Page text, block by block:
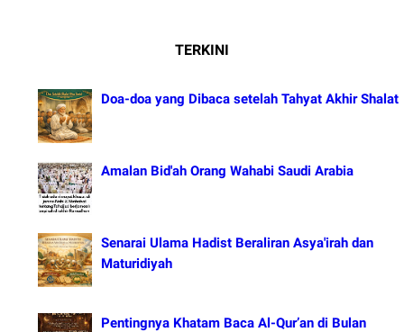
TERKINI
Doa-doa yang Dibaca setelah Tahyat Akhir Shalat
Amalan Bid'ah Orang Wahabi Saudi Arabia
Senarai Ulama Hadist Beraliran Asya'irah dan
Maturidiyah
Pentingnya Khatam Baca Al-Qur’an di Bulan